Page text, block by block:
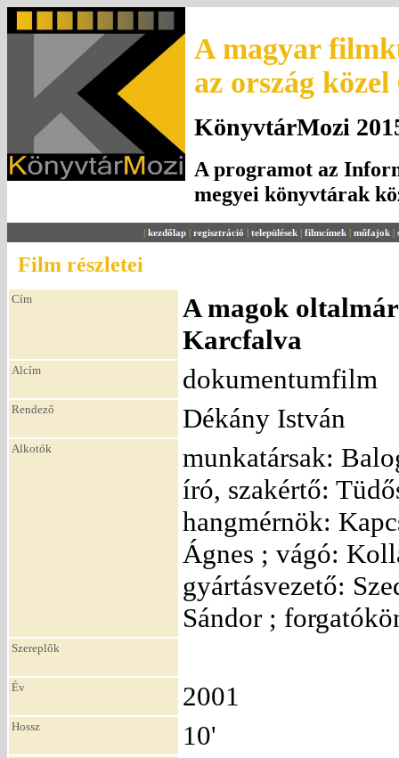
A magyar
az ország
KönyvtárMozi
A programot az
megyei könyvtárak
| kezdőlap | regisztráció | települések | filmcímek | műfajok |
Film részletei
Cím
A magok
Karcfalva
Alcím dokumentumfilm
Rendező Dékány István
Alkotók
munkatársak:
író, szakértő:
hangmérnök:
Ágnes ; vágó:
gyártásvezető:
Sándor ;
Szereplők
Év 2001
Hossz 10'